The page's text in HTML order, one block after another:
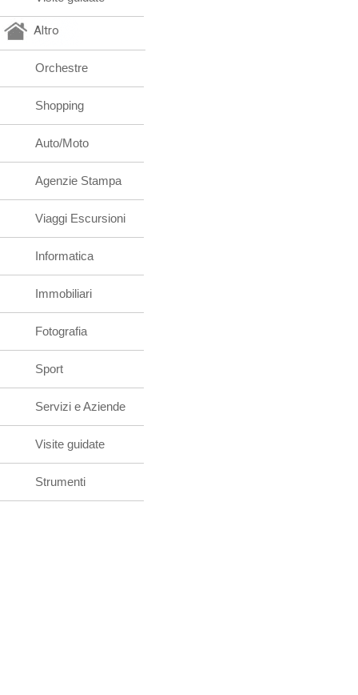
Altro
Orchestre
Shopping
Auto/Moto
Agenzie Stampa
Viaggi Escursioni
Informatica
Immobiliari
Fotografia
Sport
Servizi e Aziende
Visite guidate
Strumenti